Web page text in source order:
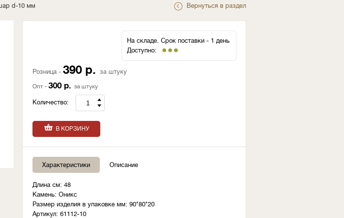
d-10 мм Вернуться в раздел
На складе. Срок поставки - 1 день
Доступно:
Розница - 390 р. за штуку
Опт - 300 р. за штуку
Количество:
В КОРЗИНУ
Характеристики Описание
Длина см: 48
Камень: Оникс
Размер изделия в упаковке мм: 90*80*20
Артикул: 61112-10